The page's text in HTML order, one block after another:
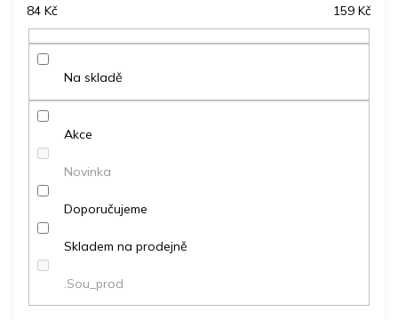
r
u
84 Kč 159 Kč
Na skladě
Akce
Novinka
Doporučujeme
Skladem na prodejně
.Sou_prod